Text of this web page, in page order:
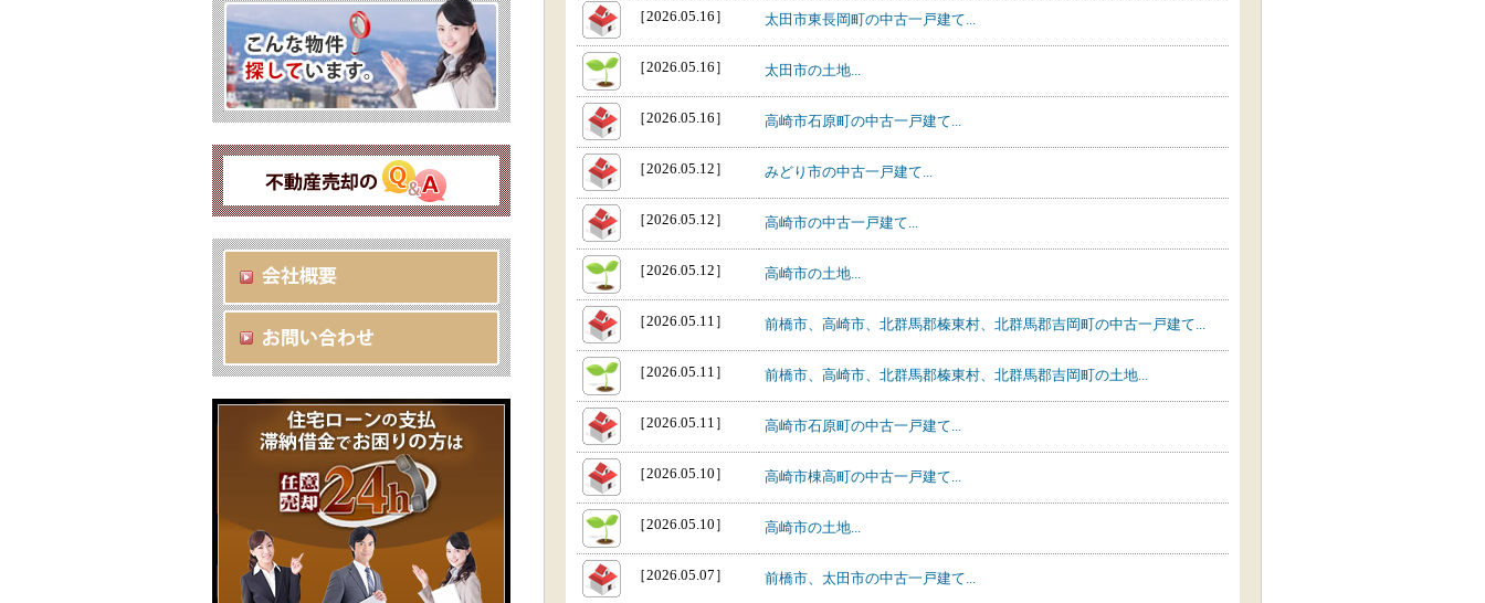
［2026.05.16］ 太田市東長岡町の中古一戸建て...
［2026.05.16］ 太田市の土地...
［2026.05.16］ 高崎市石原町の中古一戸建て...
［2026.05.12］ みどり市の中古一戸建て...
［2026.05.12］ 高崎市の中古一戸建て...
［2026.05.12］ 高崎市の土地...
［2026.05.11］ 前橋市、高崎市、北群馬郡榛東村、北群馬郡吉岡町の中古一戸建て...
［2026.05.11］ 前橋市、高崎市、北群馬郡榛東村、北群馬郡吉岡町の土地...
［2026.05.11］ 高崎市石原町の中古一戸建て...
［2026.05.10］ 高崎市棟高町の中古一戸建て...
［2026.05.10］ 高崎市の土地...
［2026.05.07］ 前橋市、太田市の中古一戸建て...